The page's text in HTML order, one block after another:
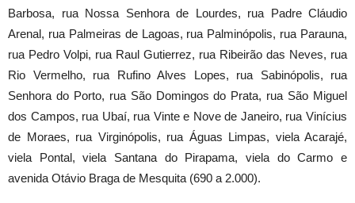
Barbosa, rua Nossa Senhora de Lourdes, rua Padre Cláudio
Arenal, rua Palmeiras de Lagoas, rua Palminópolis, rua Parauna,
rua Pedro Volpi, rua Raul Gutierrez, rua Ribeirão das Neves, rua
Rio Vermelho, rua Rufino Alves Lopes, rua Sabinópolis, rua
Senhora do Porto, rua São Domingos do Prata, rua São Miguel
dos Campos, rua Ubaí, rua Vinte e Nove de Janeiro, rua Vinícius
de Moraes, rua Virginópolis, rua Águas Limpas, viela Acarajé,
viela Pontal, viela Santana do Pirapama, viela do Carmo e
avenida Otávio Braga de Mesquita (690 a 2.000).